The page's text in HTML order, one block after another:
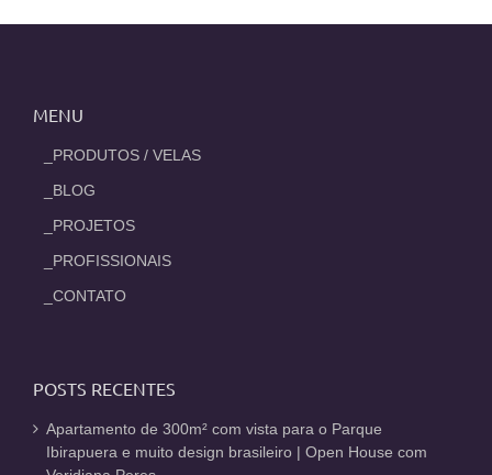
MENU
_PRODUTOS / VELAS
_BLOG
_PROJETOS
_PROFISSIONAIS
_CONTATO
POSTS RECENTES
Apartamento de 300m² com vista para o Parque
Ibirapuera e muito design brasileiro | Open House com